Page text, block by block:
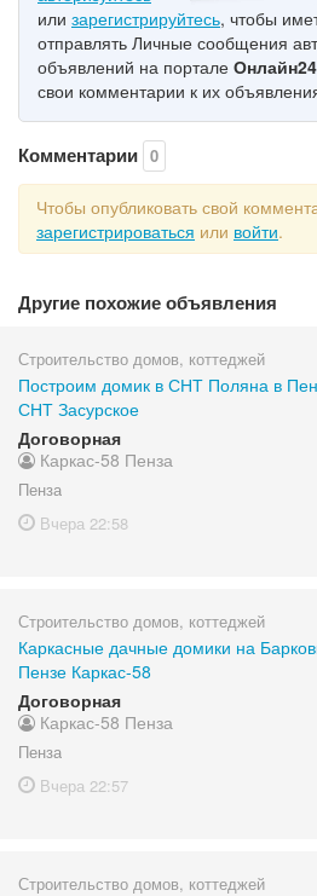
или зарегистрируйтесь, чтобы
отправлять Личные сообщения
объявлений на портале
свои комментарии к их
Комментарии 0
Чтобы опубликовать свой
зарегистрироваться или войти.
Другие похожие объявления
Строительство домов, коттеджей
Построим домик в СНТ Поляна в
СНТ Засурское
Договорная
Каркас-58 Пенза
Пенза
Вчера 22:58
Строительство домов, коттеджей
Каркасные дачные домики на
Пензе Каркас-58
Договорная
Каркас-58 Пенза
Пенза
Вчера 22:57
Строительство домов, коттеджей